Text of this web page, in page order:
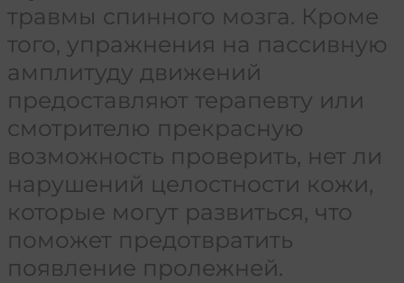
травмы спинного мозга. Кроме
того, упражнения на пассивную
амплитуду движений
предоставляют терапевту или
смотрителю прекрасную
возможность проверить, нет ли
нарушений целостности кожи,
которые могут развиться, что
поможет предотвратить
появление пролежней.